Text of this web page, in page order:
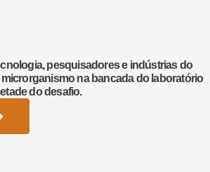
pesquisadores e indústrias do
na bancada do laboratório
do desafio.